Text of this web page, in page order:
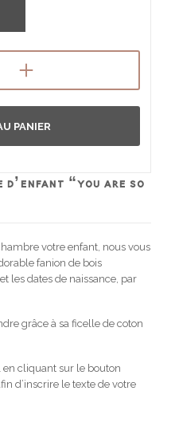
D’ENFANT “YOU ARE SO
votre enfant, nous vous
fanion de bois
les dates de naissance, par
grâce à sa ficelle de coton
en cliquant sur le bouton
d’inscrire le texte de votre
PANIER